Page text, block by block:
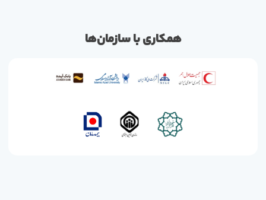
همکاری با سازمان‌ها